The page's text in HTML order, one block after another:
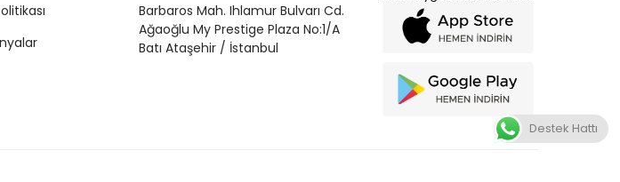
Barbaros Mah. Ihlamur Bulvarı Cd.
Ağaoğlu My Prestige Plaza No:1/A
Batı Ataşehir / İstanbul
Destek Hattı